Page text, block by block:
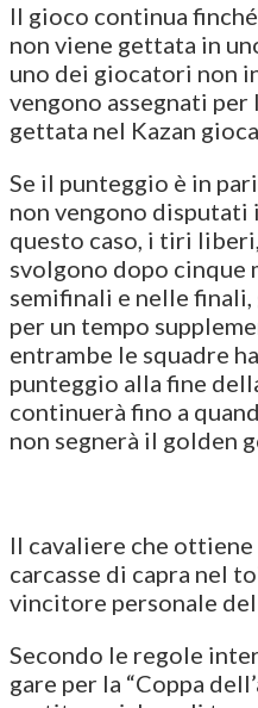
Il gioco continua
non viene gettata in
uno dei giocatori non
vengono assegnati per
gettata nel Kazan
Se il punteggio è in
non vengono disputati
questo caso, i tiri
svolgono dopo cinque
semifinali e nelle
per un tempo
entrambe le squadre
punteggio alla fine
continuerà fino a
non segnerà il golden
Il cavaliere che
carcasse di capra nel
vincitore personale
Secondo le regole
gare per la “Coppa